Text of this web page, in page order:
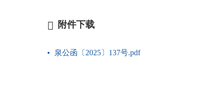
附件下载
泉公函〔2025〕137号.pdf